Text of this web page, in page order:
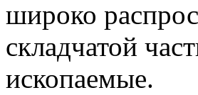
широко
складчатой
ископаемые.